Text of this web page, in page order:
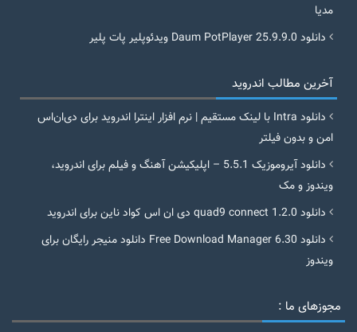
مدیا
دانلود Daum PotPlayer 25.9.9.0 ویدئوپلیر پات پلیر
آخرین مطالب اندروید
دانلود Intra با لینک مستقیم | نرم افزار اینترا اندروید برای دی‌ان‌اس
امن و بدون فیلتر
دانلود آیروموزیک 5.5.1 – اپلیکیشن آهنگ و فیلم برای اندروید،
ویندوز و مک
دانلود quad9 connect 1.2.0 دی ان اس کواد ناین برای اندروید
دانلود Free Download Manager 6.30 دانلود منیجر رایگان برای
ویندوز
مجوزهای ما :